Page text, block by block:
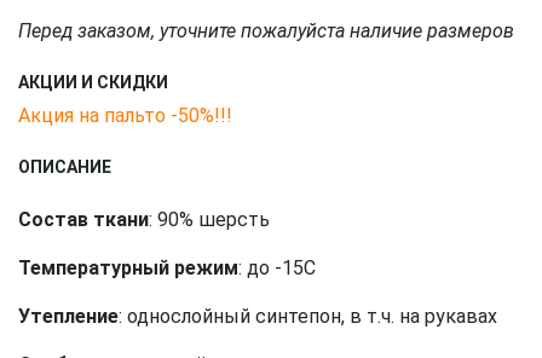
Перед заказом, уточните пожалуйста наличие размеров
АКЦИИ И СКИДКИ
Акция на пальто -50%!!!
ОПИСАНИЕ
Состав ткани: 90% шерсть
Температурный режим: до -15С
Утепление: однослойный синтепон, в т.ч. на рукавах